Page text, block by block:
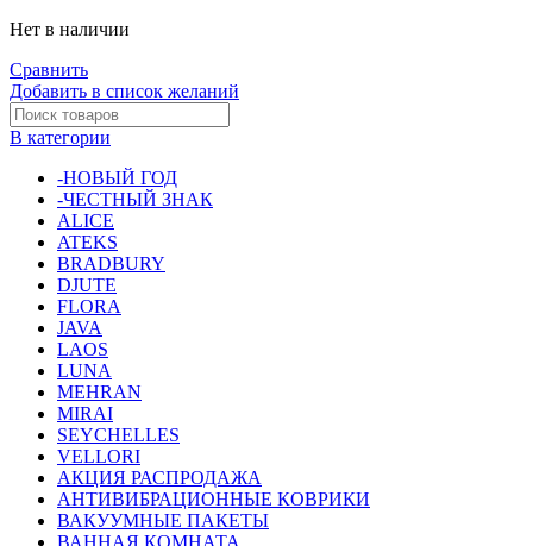
Нет в наличии
Сравнить
Добавить в список желаний
В категории
-НОВЫЙ ГОД
-ЧЕСТНЫЙ ЗНАК
ALICE
ATEKS
BRADBURY
DJUTE
FLORA
JAVA
LAOS
LUNA
MEHRAN
MIRAI
SEYCHELLES
VELLORI
АКЦИЯ РАСПРОДАЖА
АНТИВИБРАЦИОННЫЕ КОВРИКИ
ВАКУУМНЫЕ ПАКЕТЫ